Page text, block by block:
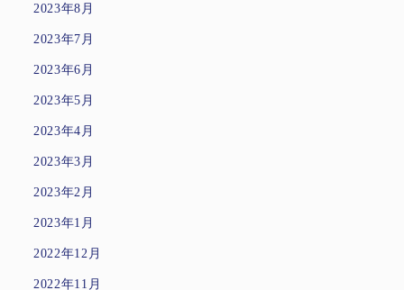
2023年8月
2023年7月
2023年6月
2023年5月
2023年4月
2023年3月
2023年2月
2023年1月
2022年12月
2022年11月